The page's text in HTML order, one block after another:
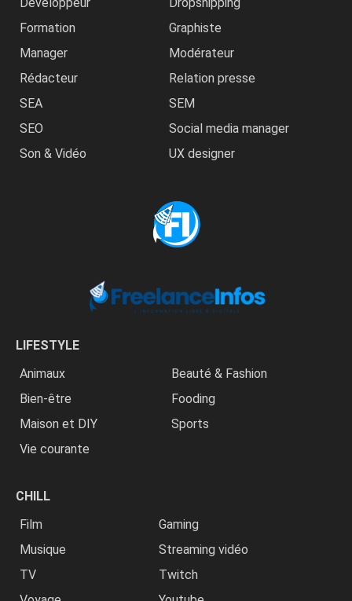
Formation
Graphiste
Manager
Modérateur
Rédacteur
Relation presse
SEA
SEM
SEO
Social media manager
Son & Vidéo
UX designer
LIFESTYLE
Animaux
Beauté & Fashion
Bien-être
Fooding
Maison et DIY
Sports
Vie courante
CHILL
Film
Gaming
Musique
Streaming vidéo
TV
Twitch